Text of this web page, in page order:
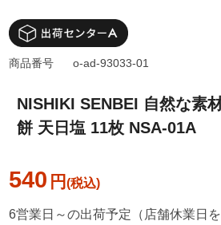
NISHIKI SENBEI 自然な素
餅 天日塩 11枚 NSA-01A
540 円
商品番号 o-ad-93033-01
6営業日～の出荷予定（店舗休業日を